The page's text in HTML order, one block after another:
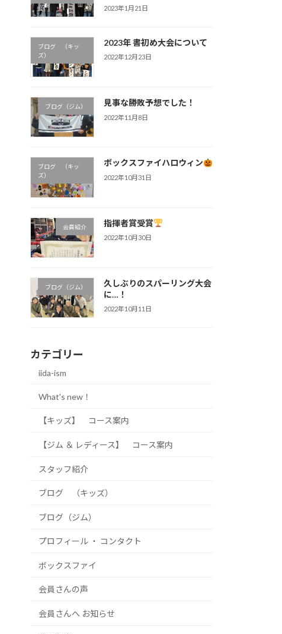
2023年1月21日
ブログ （キッ
ズ）
2023年 書初め大会について
2022年12月23日
ブログ（ジム） 見事な勝敗予想でした！
2022年11月8日
ブログ （キッ
ズ）
ボックスファイハロウィン
2022年10月31日
会員紹介 指揮者賞受賞
2022年10月30日
ブログ（ジム）
久しぶりのスパーリング大会
に…！
2022年10月11日
カテゴリー
iida-ism
What's new！
【キッズ】 コース案内
【ジム ＆ レディース】 コース案内
スタッフ紹介
ブログ （キッズ）
ブログ（ジム）
プロフィール ・ コンタクト
ボックスファイ
会員さんの声
会員さんへ お知らせ